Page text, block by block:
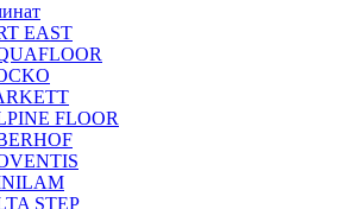
EAST
FLOOR
STEP